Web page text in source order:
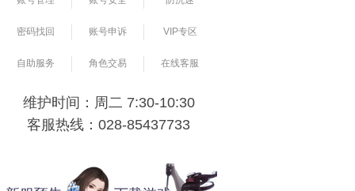
密码找回 账号申诉 VIP专区
自助服务 角色交易 在线客服
维护时间：周二 7:30-10:30
客服热线：028-85437733